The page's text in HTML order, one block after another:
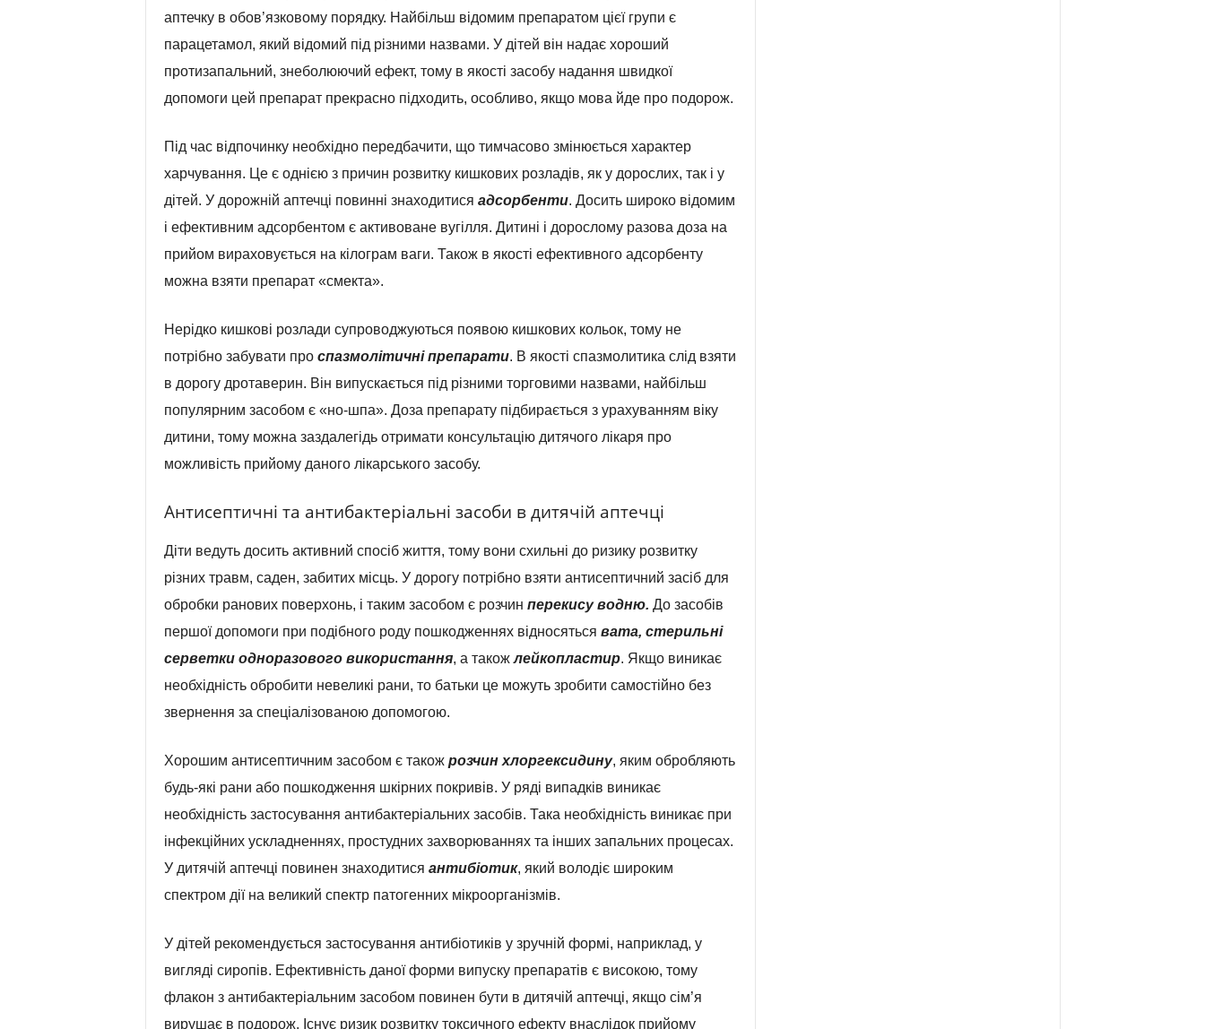
аптечку в обов’язковому порядку. Найбільш відомим препаратом цієї групи є
парацетамол, який відомий під різними назвами. У дітей він надає хороший
протизапальний, знеболюючий ефект, тому в якості засобу надання швидкої
допомоги цей препарат прекрасно підходить, особливо, якщо мова йде про подорож.
Під час відпочинку необхідно передбачити, що тимчасово змінюється характер
харчування. Це є однією з причин розвитку кишкових розладів, як у дорослих, так і у
дітей. У дорожній аптечці повинні знаходитися адсорбенти. Досить широко відомим
і ефективним адсорбентом є активоване вугілля. Дитині і дорослому разова доза на
прийом вираховується на кілограм ваги. Також в якості ефективного адсорбенту
можна взяти препарат «смекта».
Нерідко кишкові розлади супроводжуються появою кишкових кольок, тому не
потрібно забувати про спазмолітичні препарати. В якості спазмолитика слід взяти
в дорогу дротаверин. Він випускається під різними торговими назвами, найбільш
популярним засобом є «но-шпа». Доза препарату підбирається з урахуванням віку
дитини, тому можна заздалегідь отримати консультацію дитячого лікаря про
можливість прийому даного лікарського засобу.
Антисептичні та антибактеріальні засоби в дитячій аптечці
Діти ведуть досить активний спосіб життя, тому вони схильні до ризику розвитку
різних травм, саден, забитих місць. У дорогу потрібно взяти антисептичний засіб для
обробки ранових поверхонь, і таким засобом є розчин перекису водню. До засобів
першої допомоги при подібного роду пошкодженнях відносяться вата, стерильні
серветки одноразового використання, а такожлейкопластир. Якщо виникає
необхідність обробити невеликі рани, то батьки це можуть зробити самостійно без
звернення за спеціалізованою допомогою.
Хорошим антисептичним засобом є також розчин хлоргексидину, яким обробляють
будь-які рани або пошкодження шкірних покривів. У ряді випадків виникає
необхідність застосування антибактеріальних засобів. Така необхідність виникає при
інфекційних ускладненнях, простудних захворюваннях та інших запальних процесах.
У дитячій аптечці повинен знаходитися антибіотик, який володіє широким
спектром дії на великий спектр патогенних мікроорганізмів.
У дітей рекомендується застосування антибіотиків у зручній формі, наприклад, у
вигляді сиропів. Ефективність даної форми випуску препаратів є високою, тому
флакон з антибактеріальним засобом повинен бути в дитячій аптечці, якщо сім’я
вирушає в подорож. Існує ризик розвитку токсичного ефекту внаслідок прийому